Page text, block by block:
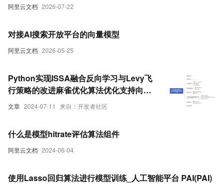
阿里云文档 2026-07-22
阿里云文档 2026-05-25
对接AI搜索开放平台的向量模型
文章 2024-07-11 来自：开发者社区
Python实现ISSA融合反向学习与Levy飞
行策略的改进麻雀优化算法优化支持向量
机回归模型(SVR算法)项目实战
阿里云文档 2024-06-04
什么是模型hitrate评估算法组件
使用Lasso回归算法进行模型训练_人工智能平台 PAI(PAI)